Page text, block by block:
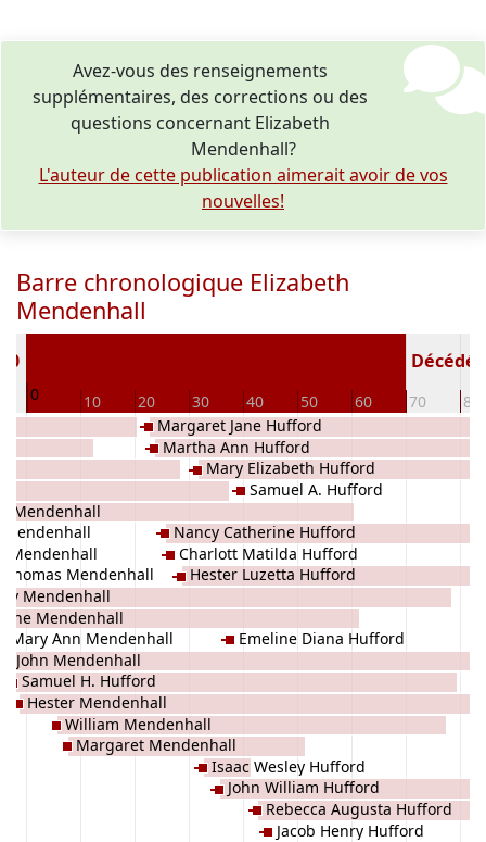
Avez-vous des renseignements
supplémentaires, des corrections ou des
questions concernant Elizabeth
Mendenhall?
L'auteur de cette publication aimerait avoir de vos
nouvelles!
Barre chronologique Elizabeth
Mendenhall
0 10 20 30 40 50 60 70 80
Mendenhall
Mendenhall
Thomas Mendenhall
Mendenhall
Jane Mendenhall
Mary Ann Mendenhall
John Mendenhall
Samuel H. Hufford
Hester Mendenhall
William Mendenhall
Margaret Mendenhall
Margaret Jane Hufford
Martha Ann Hufford
Nancy Catherine Hufford
Charlott Matilda Hufford
Hester Luzetta Hufford
Mary Elizabeth Hufford
Isaac Wesley Hufford
John William Hufford
Emeline Diana Hufford
Samuel A. Hufford
Rebecca Augusta Hufford
Jacob Henry Hufford